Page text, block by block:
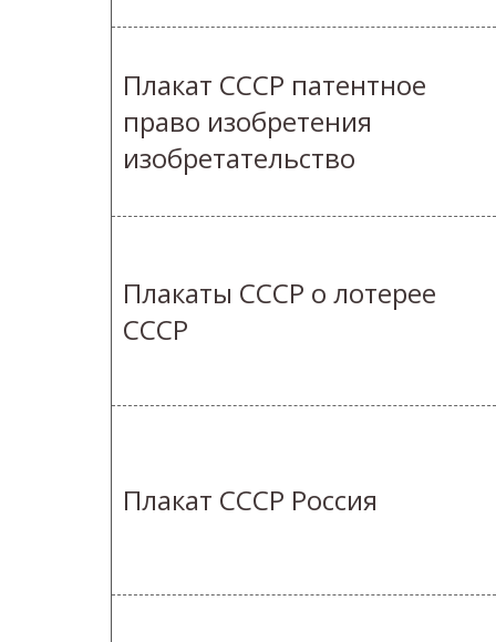
Плакат СССР патентное
право изобретения
изобретательство
Плакаты СССР о лотерее
СССР
Плакат СССР Россия